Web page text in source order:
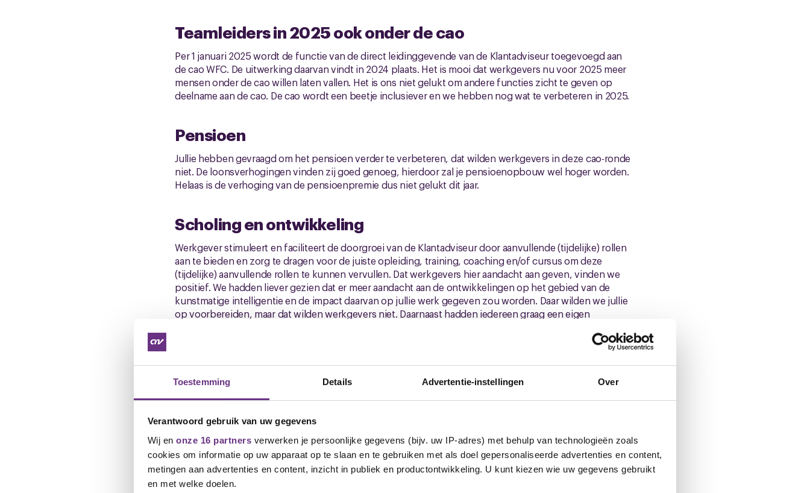
Toestemming Details Advertentie-instellingen Over
Verantwoord gebruik van uw gegevens
Wij en onze 16 partners verwerken je persoonlijke gegevens (bijv. uw IP-adres) met behulp van technologieën zoals
cookies om informatie op uw apparaat op te slaan en te gebruiken met als doel gepersonaliseerde advertenties en content,
metingen aan advertenties en content, inzicht in publiek en productontwikkeling. U kunt kiezen wie uw gegevens gebruikt
en met welke doelen.
Teamleiders in 2025 ook onder de cao
Per 1 januari 2025 wordt de functie van de direct leidinggevende van de Klantadviseur toegevoegd aan
de cao WFC. De uitwerking daarvan vindt in 2024 plaats. Het is mooi dat werkgevers nu voor 2025 meer
mensen onder de cao willen laten vallen. Het is ons niet gelukt om andere functies zicht te geven op
deelname aan de cao. De cao wordt een beetje inclusiever en we hebben nog wat te verbeteren in 2025.
Pensioen
Jullie hebben gevraagd om het pensioen verder te verbeteren, dat wilden werkgevers in deze cao-ronde
niet. De loonsverhogingen vinden zij goed genoeg, hierdoor zal je pensioenopbouw wel hoger worden.
Helaas is de verhoging van de pensioenpremie dus niet gelukt dit jaar.
Scholing en ontwikkeling
Werkgever stimuleert en faciliteert de doorgroei van de Klantadviseur door aanvullende (tijdelijke) rollen
aan te bieden en zorg te dragen voor de juiste opleiding, training, coaching en/of cursus om deze
(tijdelijke) aanvullende rollen te kunnen vervullen. Dat werkgevers hier aandacht aan geven, vinden we
positief. We hadden liever gezien dat er meer aandacht aan de ontwikkelingen op het gebied van de
kunstmatige intelligentie en de impact daarvan op jullie werk gegeven zou worden. Daar wilden we jullie
op voorbereiden, maar dat wilden werkgevers niet. Daarnaast hadden iedereen graag een eigen
PA (Persoonlijke beoordeling)
De periodieke verhoging op basis van je prestatie is ook in dit eindbod uitgeschakeld. Je krijgt dus in
2024 wederom geen periodieke loonsverhoging als je goed presteert. Door de berekeningswijze zou de
verhoging in 2024 stevig kunnen zijn, ook als je de cao niet zou verlengen. Echter werkgevers vinden
deze verhoging te stevig en zetten daarom de hele PA uit voor 2024.
Uitleg: Als je de cao niet zou verlengen (leden van vakbonden stemmen tegen), dan heeft de bepaling
nawerking. Dat wil zeggen dat mensen die in 31-12-2023 in dienst waren en in 2024 ook in dienst blijven, de PA